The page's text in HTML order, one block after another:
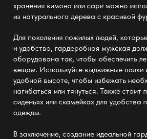
хранения кимоно или сари можно
из натурального дерева с красивой
Для поколения пожилых людей,
и удобство, гардеробная мужская
оборудована так, чтобы обеспечить
вещам. Используйте выдвижные полки
удобной высоте, чтобы избежать
нагибаться или тянуться. Также стоит
сиденьях или скамейках для удобства
одежды.
В заключение, создание идеальной